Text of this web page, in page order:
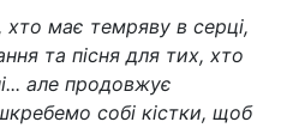
хто має темряву в серці,
та пісня для тих, хто
але продовжує
собі кістки, щоб